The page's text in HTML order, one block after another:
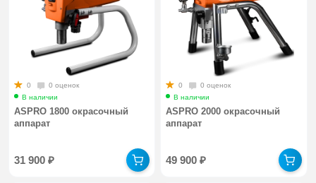
0
0 оценок
В наличии
ASPRO 1800 окрасочный
аппарат
31 900₽
0
0 оценок
В наличии
ASPRO 2000 окрасочный
аппарат
49 900₽